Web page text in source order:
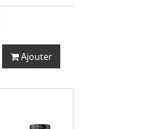
Ajouter